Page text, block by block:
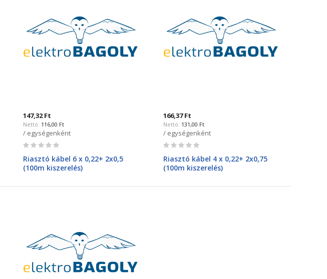
147,32 Ft
116,00 Ft
/ egységenként
Rating:
Riasztó kábel 6 x 0,22+ 2x0,5
(100m kiszerelés)
166,37 Ft
131,00 Ft
/ egységenként
Rating:
Riasztó kábel 4 x 0,22+ 2x0,75
(100m kiszerelés)